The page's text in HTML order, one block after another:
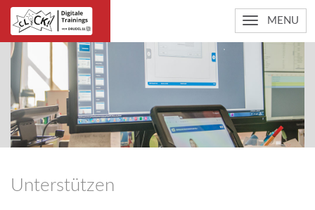
MENU
Unterstützen